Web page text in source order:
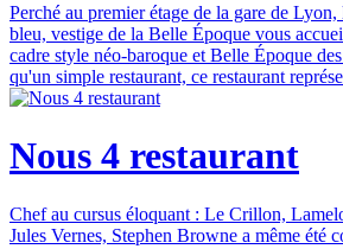
Perché au premier étage de la gare de
bleu, vestige de la Belle Époque vous
cadre style néo-baroque et Belle Époque
qu'un simple restaurant, ce restaurant
Nous 4 restaurant
Chef au cursus éloquant : Le Crillon,
Jules Vernes, Stephen Browne a même été